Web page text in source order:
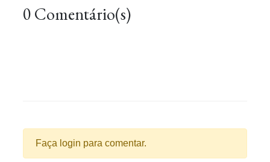
0 Comentário(s)
Faça login para comentar.